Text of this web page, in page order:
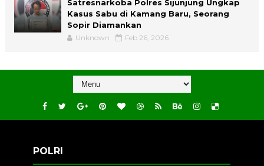
Satresnarkoba Polres Sijunjung Ungkap
Kasus Sabu di Kamang Baru, Seorang
Sopir Diamankan
Unknown Feb 26, 2026
POLRI